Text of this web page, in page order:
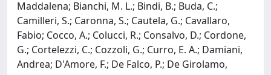
Maddalena; Bianchi, M. L.; Bindi, B.; Buda, C.;
Camilleri, S.; Caronna, S.; Cautela, G.; Cavallaro,
Fabio; Cocco, A.; Colucci, R.; Consalvo, D.; Cordone,
G.; Cortelezzi, C.; Cozzoli, G.; Curro, E. A.; Damiani,
Andrea; D'Amore, F.; De Falco, P.; De Girolamo,